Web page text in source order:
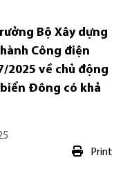
Bộ Xây dựng
Công điện
2025 về chủ động
Đông có khả
Print